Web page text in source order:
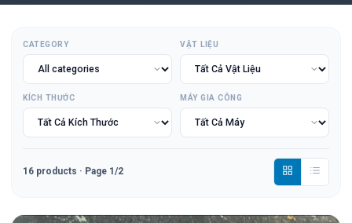
CATEGORY VẬT LIỆU
KÍCH THƯỚC MÁY GIA CÔNG
16 products · Page 1/2